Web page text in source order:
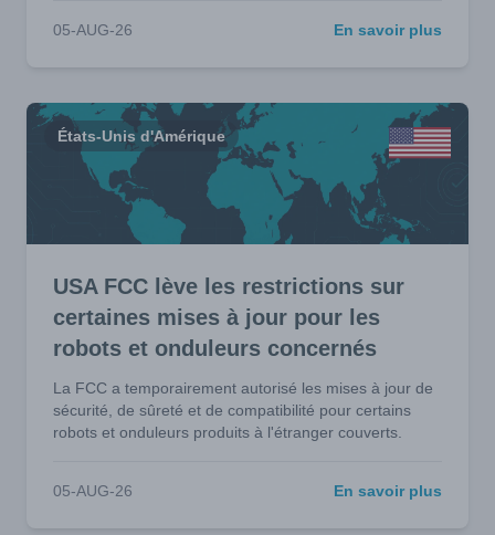
05-AUG-26 En savoir plus
États-Unis d'Amérique
USA FCC lève les restrictions sur
certaines mises à jour pour les
robots et onduleurs concernés
La FCC a temporairement autorisé les mises à jour de
sécurité, de sûreté et de compatibilité pour certains
robots et onduleurs produits à l'étranger couverts.
05-AUG-26 En savoir plus